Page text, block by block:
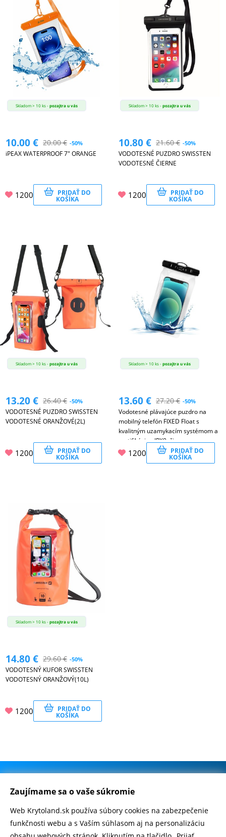
Skladom > 10 ks -pozajtra u vás
10.00€ 20.00€ -50%
iPEAX WATERPROOF 7" ORANGE
1200 PRIDAŤ DO
KOŠÍKA
Skladom > 10 ks -pozajtra u vás
10.80€ 21.60€ -50%
VODOTESNÉ PUZDRO SWISSTEN
VODOTESNÉ ČIERNE
1200 PRIDAŤ DO
KOŠÍKA
Skladom > 10 ks -pozajtra u vás
13.20€ 26.40€ -50%
VODOTESNÉ PUZDRO SWISSTEN
VODOTESNÉ ORANŽOVÉ(2L)
1200 PRIDAŤ DO
KOŠÍKA
Skladom > 10 ks -pozajtra u vás
13.60€ 27.20€ -50%
Vodotesné plávajúce puzdro na
mobilný telefón FIXED Float s
kvalitným uzamykacím systémom a
certifikáciou IPX8, čierne
1200 PRIDAŤ DO
KOŠÍKA
Skladom > 10 ks -pozajtra u vás
14.80€ 29.60€ -50%
VODOTESNÝ KUFOR SWISSTEN
VODOTESNÝ ORANŽOVÝ(10L)
1200 PRIDAŤ DO
KOŠÍKA
.
500.000+ odoslaných balíčkov
Rychlé doručenie 1-2 dní
Zaujímame sa o vaše súkromie
Web Krytoland.sk používa súbory cookies na zabezpečenie
funkčnosti webu a s Vaším súhlasom aj na personalizáciu